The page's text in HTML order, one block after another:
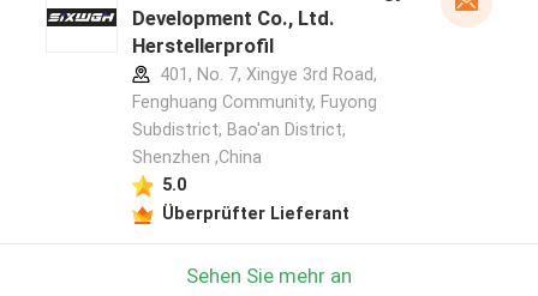
Development Co., Ltd.
Herstellerprofil
401, No. 7, Xingye 3rd Road,
Fenghuang Community, Fuyong
Subdistrict, Bao'an District,
Shenzhen ,China
5.0
Überprüfter Lieferant
Sehen Sie mehr an